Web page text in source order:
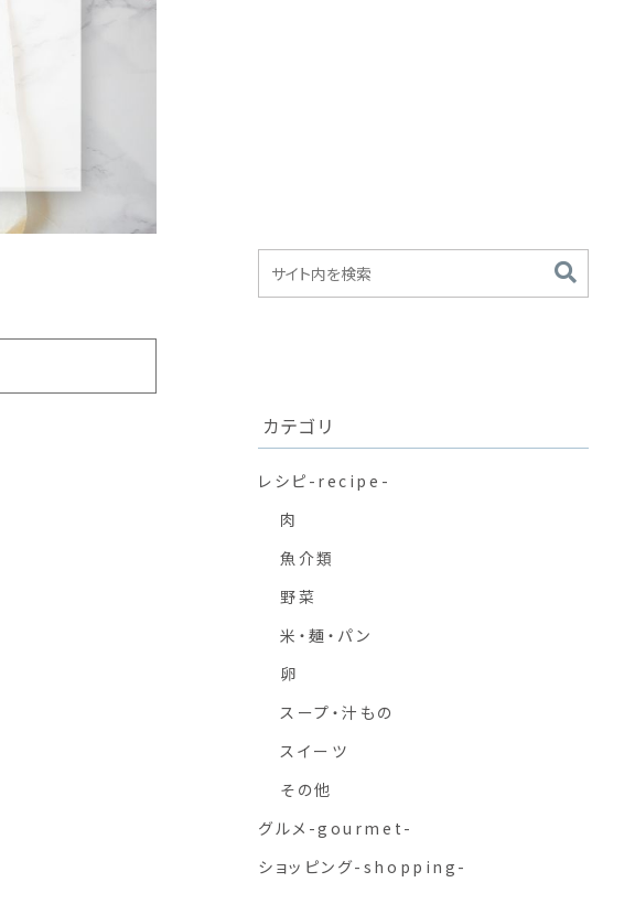
カテゴリ
レシピ-recipe-
肉
魚介類
野菜
米・麺・パン
卵
スープ・汁もの
スイーツ
その他
グルメ-gourmet-
ショッピング-shopping-